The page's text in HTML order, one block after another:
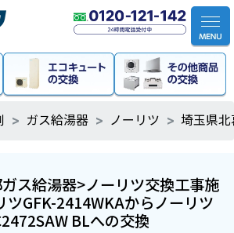
ガス給湯器 ノーリツ 埼玉県
ス給湯器>ノーリツ交換工事施
ツGFK-2414WKAからノーリツ
BLへの交換